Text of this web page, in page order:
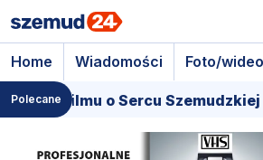
Home Wiadomości Foto/wideo
Polecane
filmu o Sercu Szemudzkiej